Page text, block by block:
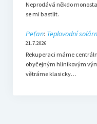
Neprodává někdo
se mi bastlit.
Peťan: Teplovodní
21.7.2026
Rekuperaci máme
obyčejným hliníkovým
větráme klasicky…